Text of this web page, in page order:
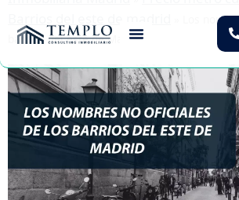
Los
barrios del este de Madrid